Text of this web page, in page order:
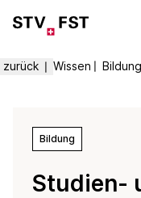
zurück 〡 Wissen〡
Bildung
Studien-